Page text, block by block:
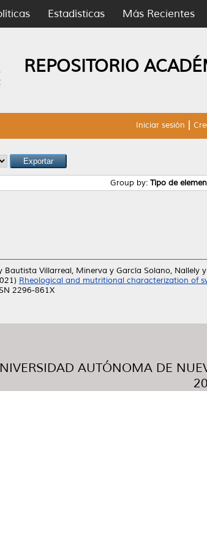
Estadísticas Más Recientes
REPOSITORIO
Iniciar sesión
Group by: Tipo de
Bautista Villarreal, Minerva y García Solano, Nallely y
Rheological and mutritional characterization of
2296-861X
AUTÓNOMA DE